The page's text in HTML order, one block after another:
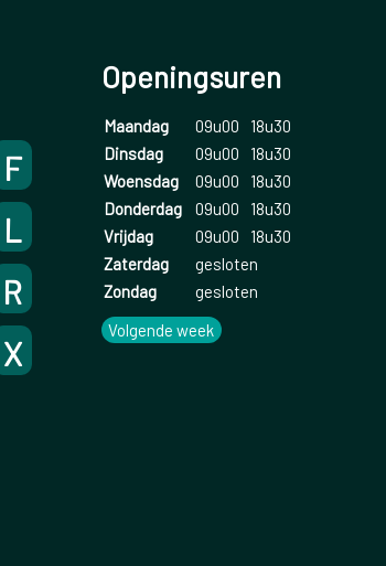
F
L
R
X
Openingsuren
Maandag 09u00
18u30
Dinsdag
09u00
18u30
Woensdag
09u00
18u30
Donderdag
09u00
18u30
Vrijdag
09u00
18u30
Zaterdag
gesloten
Zondag
gesloten
Volgende week